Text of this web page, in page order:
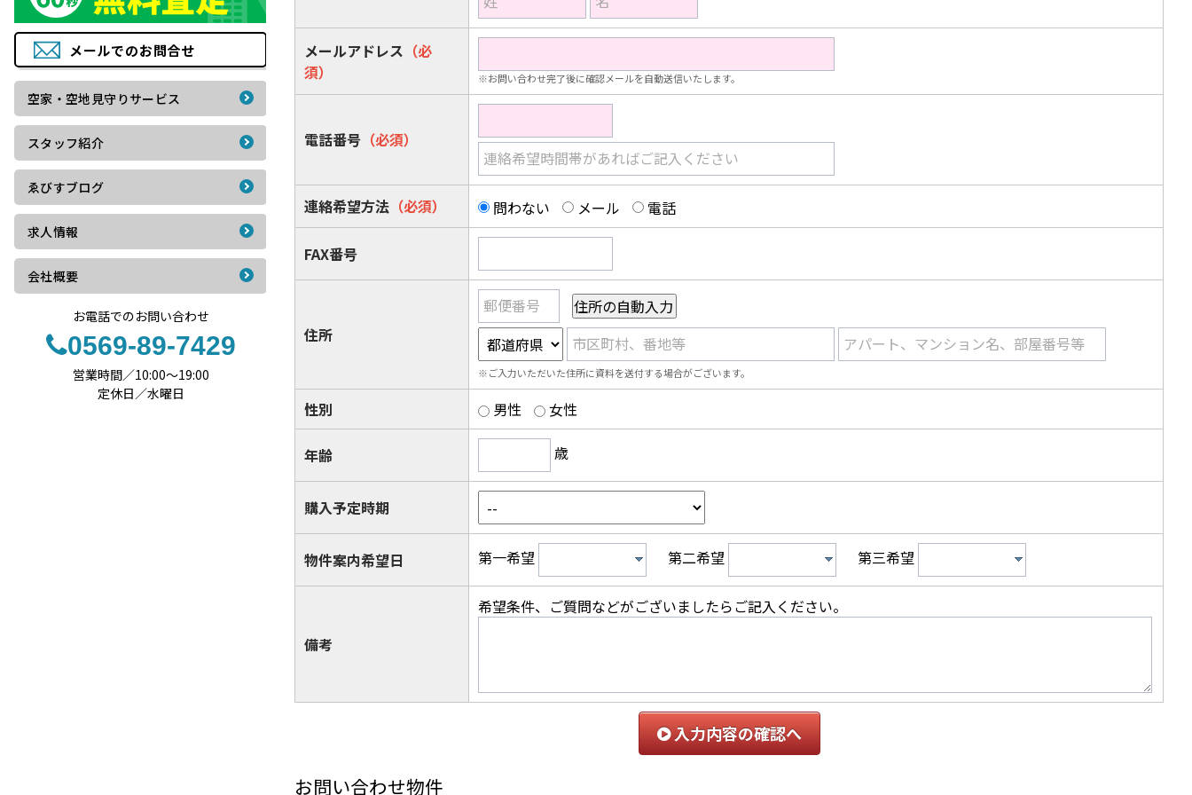
メールでのお問合せ
空家・空地見守りサービス
スタッフ紹介
ゑびすブログ
求人情報
会社概要
お電話でのお問い合わせ
0569-89-7429
営業時間／10:00〜19:00
定休日／水曜日
メールアドレス （必
須）
※お問い合わせ完了後に確認メールを自動送信いたします。
電話番号 （必須）
連絡希望時間帯があればご記入ください
連絡希望方法 （必須） 問わない メール 電話
FAX番号
住所
郵便番号
市区町村、番地等
アパート、マンション名、部屋番号等
※ご入力いただいた住所に資料を送付する場合がございます。
性別 男性 女性
年齢 歳
購入予定時期
物件案内希望日 第一希望 第二希望 第三希望
備考
希望条件、ご質問などがございましたらご記入ください。
入力内容の確認へ
お問い合わせ物件